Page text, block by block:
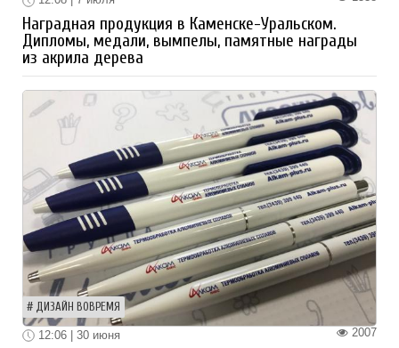
Наградная продукция в Каменске-Уральском.
Дипломы, медали, вымпелы, памятные награды
из акрила дерева
ДИЗАЙН ВОВРЕМЯ
2007
12:06 | 30 июня